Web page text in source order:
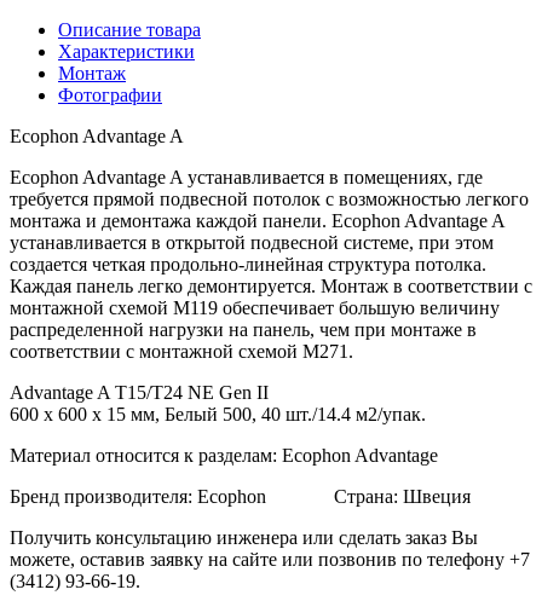
Описание товара
Характеристики
Монтаж
Фотографии
Ecophon Advantage A
Ecophon Advantage A устанавливается в помещениях, где
требуется прямой подвесной потолок с возможностью легкого
монтажа и демонтажа каждой панели. Ecophon Advantage A
устанавливается в открытой подвесной системе, при этом
создается четкая продольно-линейная структура потолка.
Каждая панель легко демонтируется. Монтаж в соответствии с
монтажной схемой M119 обеспечивает большую величину
распределенной нагрузки на панель, чем при монтаже в
соответствии с монтажной схемой M271.
Advantage A T15/T24 NE Gen II
600 х 600 х 15 мм, Белый 500, 40 шт./14.4 м2/упак.
Материал относится к разделам: Ecophon Advantage
Бренд производителя: Ecophon Страна: Швеция
Получить консультацию инженера или сделать заказ Вы
можете, оставив заявку на сайте или позвонив по телефону +7
(3412) 93-66-19.